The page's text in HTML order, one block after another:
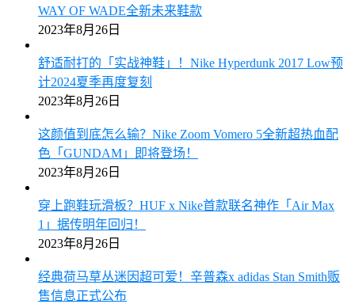
WAY OF WADE全新未来鞋款
2023年8月26日
舒适耐打的「实战神鞋」！Nike Hyperdunk 2017 Low预
计2024夏季再度复刻
2023年8月26日
这颜值到底怎么输？Nike Zoom Vomero 5全新超热血配
色「GUNDAM」即将登场！
2023年8月26日
穿上跑鞋玩滑板？HUF x Nike首款联名神作「Air Max
1」据传明年回归！
2023年8月26日
经典荷马草丛迷因超可爱！辛普森x adidas Stan Smith贩
售信息正式公布